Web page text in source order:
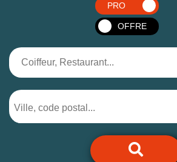
PRO
OFFRE